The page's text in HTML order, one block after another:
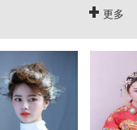
更多